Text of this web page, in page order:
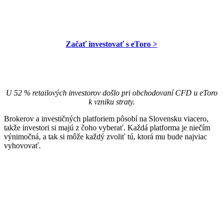
Začať investovať s eToro >
U 52 % retailových investorov došlo pri obchodovaní CFD u eToro
k vzniku straty.
Brokerov a investičných platforiem pôsobí na Slovensku viacero,
takže investori si majú z čoho vyberať. Každá platforma je niečím
výnimočná, a tak si môže každý zvoliť tú, ktorá mu bude najviac
vyhovovať.